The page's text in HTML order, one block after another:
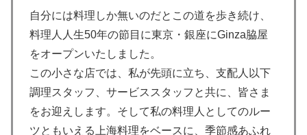
自分には料理しか無いのだとこの道を歩き続け、
料理人人生50年の節目に東京・銀座にGinza脇屋
をオープンいたしました。
この小さな店では、私が先頭に立ち、支配人以下
調理スタッフ、サービススタッフと共に、皆さま
をお迎えします。そして私の料理人としてのルー
ツともいえる上海料理をベースに、季節感あふれ